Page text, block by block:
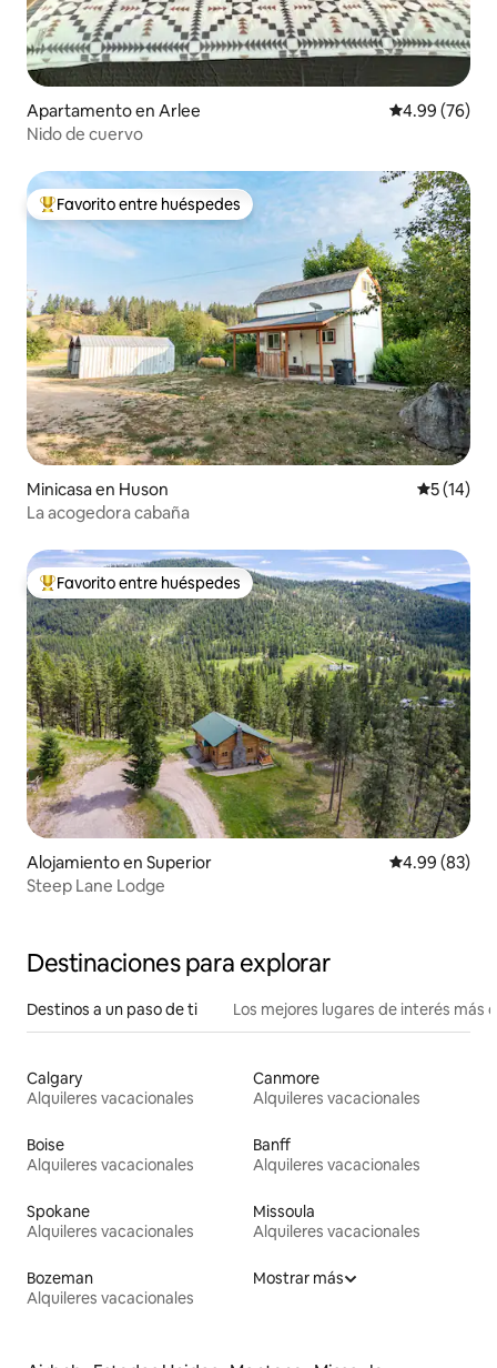
Apartamento en Arlee Calificación
4.99 (76)
Nido de cuervo
Favorito entre huéspedes preferido
Favorito entre huéspedes
Minicasa en Huson
5 (14)
La acogedora cabaña
Favorito entre huéspedes preferido
Favorito entre huéspedes
Alojamiento en Superior Calificación
4.99 (83)
Steep Lane Lodge
Destinaciones para explorar
Destinos a un paso de ti Los mejores lugares de interés más
Calgary
Alquileres vacacionales
Canmore
Alquileres vacacionales
Boise
Alquileres vacacionales
Banff
Alquileres vacacionales
Spokane
Alquileres vacacionales
Missoula
Alquileres vacacionales
Bozeman
Alquileres vacacionales
Mostrar más